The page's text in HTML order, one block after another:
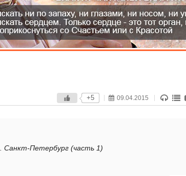
+5 09.04.2015
Санкт-Петербург (часть 1)